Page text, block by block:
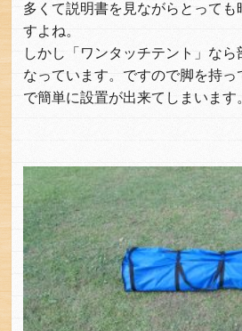
多くて説明書を見ながらとって
すよね。
しかし「ワンタッチテント」なら
なっています。ですので脚を持っ
で簡単に設置が出来てしまいます